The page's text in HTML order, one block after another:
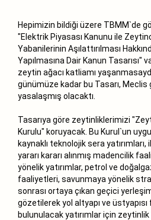
Hepimizin bildiği üzere TBMM`de
"Elektrik Piyasası Kanunu ile
Yabanilerinin Aşılattırılması
Yapılmasına Dair Kanun Tasarısı"
zeytin ağacı katliamı
günümüze kadar bu Tasarı,
yasalaşmış olacaktı.
Tasarıya göre zeytinliklerimizi
Kurulu" koruyacak. Bu Kurul`un
kaynaklı teknolojik sera
yararı kararı alınmış madencilik
yönelik yatırımlar, petrol ve
faaliyetleri, savunmaya yönelik
sonrası ortaya çıkan geçici
gözetilerek yol altyapı ve
bulunulacak yatırımlar için zeytinlik